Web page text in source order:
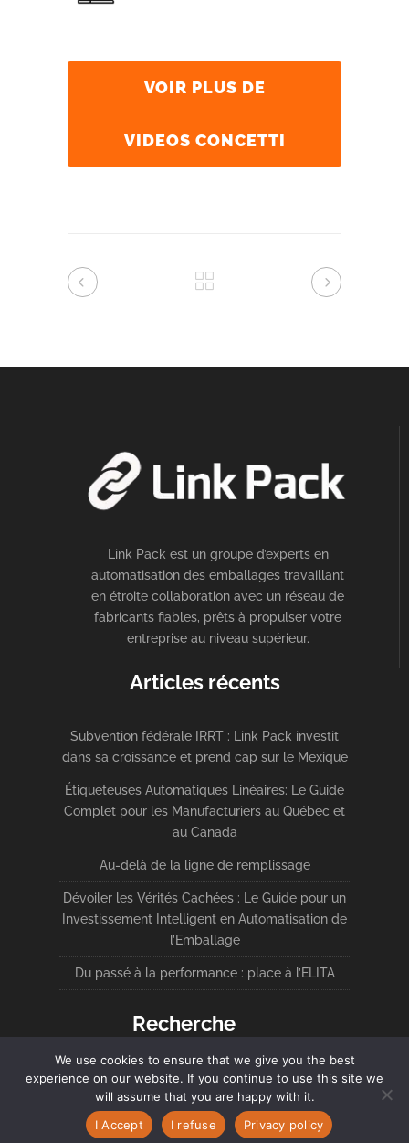
VOIR PLUS DE
VIDEOS CONCETTI
Link Pack est un groupe d’experts en
automatisation des emballages travaillant
en étroite collaboration avec un réseau de
fabricants fiables, prêts à propulser votre
entreprise au niveau supérieur.
Articles récents
Subvention fédérale IRRT : Link Pack investit
dans sa croissance et prend cap sur le Mexique
Étiqueteuses Automatiques Linéaires: Le Guide
Complet pour les Manufacturiers au Québec et
au Canada
Au-delà de la ligne de remplissage
Dévoiler les Vérités Cachées : Le Guide pour un
Investissement Intelligent en Automatisation de
l’Emballage
Du passé à la performance : place à l’ELITA
Recherche
We use cookies to ensure that we give you the best
experience on our website. If you continue to use this site we
will assume that you are happy with it.
I Accept
I refuse Privacy policy